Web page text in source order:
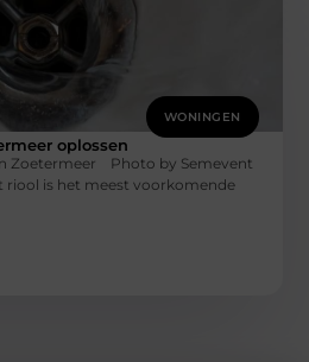
WONINGEN
oplossen
Zoetermeer ‍ Photo by Semevent
riool is het meest voorkomende